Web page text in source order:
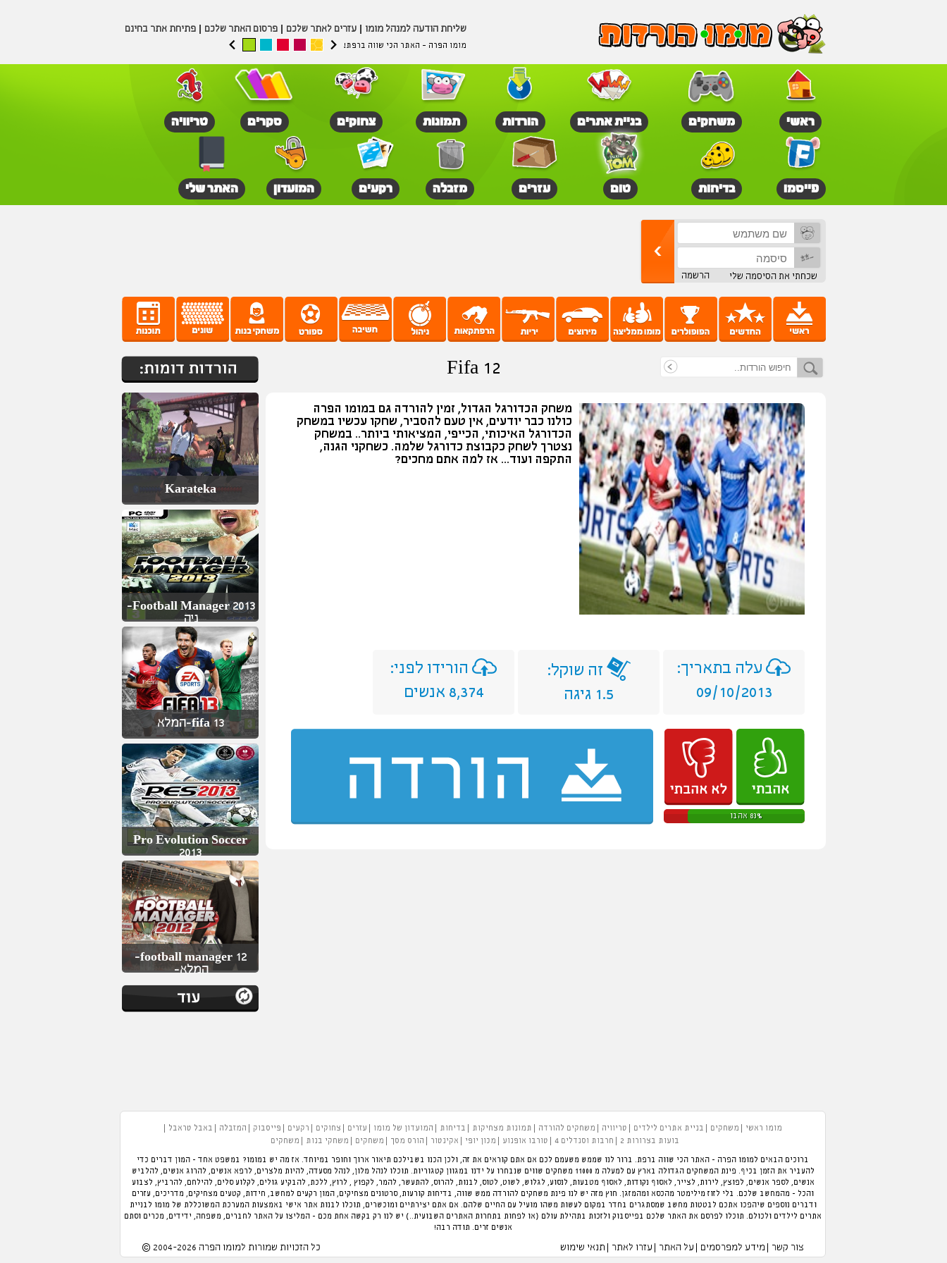
שליחת הודעה למנהל מומו עזרים לאתר שלכם פרסום האתר שלכם פתיחת אתר בחינם
מומו הפרה - האתר הכי שווה ברפת!
ראשי משחקים בניית אתרים הורדות תמונות צחוקים סקרים טריוויה
פייסמו בדיחות טום עזרים מזבלה רקעים המועדון האתר שלי
שכחתי את הסיסמה שלי הרשמה
Fifa 12
משחק הכדורגל הגדול, זמין להורדה גם במומו הפרה
כולנו כבר יודעים, אין טעם להסביר, שחקו עכשיו במשחק
הכדורגל האיכותי, הכייפי, המציאותי ביותר.. במשחק
נצטרך לשחק כקבוצת כדורגל שלמה. כשחקני הגנה,
התקפה ועוד... אז למה אתם מחכים?
עלה בתאריך:
09/10/2013
זה שוקל:
1.5 גיגה
הורידו לפני:
8,374 אנשים
83% אהבו
Karateka
Football Manager 2013-
ניה
fifa 13-המלא
Pro Evolution Soccer
2013
football manager 12-
המלא-
מומו ראשי משחקים בניית אתרים לילדים טריוויה משחקים להורדה תמונות מצחיקות בדיחות המועדון של מומו עזרים צחוקים רקעים פייסבוק המזבלה
באבל טראבל
בועות בצרורות 2
חרבות וסנדלים 4 טורבו אופנוע מכון יופי אקינטור הורס מסך משחקים משחקי בנות משחקים
ברוכים הבאים למומו הפרה - האתר הכי שווה ברפת. ברור לנו שממש משעמם לכם אם אתם קוראים את זה, ולכן הכנו בשבילכם תיאור ארוך וחופר במיוחד. אז מה יש במומו? במשפט אחד - המון דברים כדי
להעביר את הזמן בכיף. פינת המשחקים הגדולה בארץ עם למעלה מ 11000 משחקים שווים שנבחרו על ידנו במגוון קטגוריות. תוכלו לנהל מלון, לנהל מסעדה, להיות מלצרים, לרפא אנשים, להרוג אנשים, להלביש
אנשים, לספר אנשים, לפוצץ, לירות, לצייר, לאסוף נקודות, לאסוף מטבעות, לנסוע, לגלוש, לשוט, לטוס, לבנות, להרוס, להתעשר, להמר, לקפוץ , לרוץ, ללכת, להבקיע גולים, לקלוע סלים, להילחם, להרביץ, לצבוע
והכל - מהמחשב שלכם. בלי לזוז מילימטר מהכסא ומהמזגן. חוץ מזה יש לנו פינת משחקים להורדה ממש שווה, בדיחות קורעות, סרטונים מצחיקים, המון רקעים למחשב, חידות, קטעים מצחיקים, מדריכים, עזרים
ודברים נוספים שיהפכו אתכם לבטטות מחשב שמסתגרים בחדר במקום לעשות משהו מועיל עם החיים שלהם. אם אתם יצירתיים ומוכשרים, תוכלו לבנות אתר אישי באמצעות המערכת המשוכללת של מומו לבניית
אתרים לילדים ולכולם. תוכלו לפרסם את האתר שלכם בפייסבוק ולזכות בתהילת עולם (או לפחות בתחרות האתרים השבועית..) יש לנו רק בקשה אחת מכם - המליצו על האתר לחברים, משפחה, ידידים, מכרים וסתם
אנשים זרים. תודה רבה!
צור קשר מידע למפרסמים על האתר עזרו לאתר תנאי שימוש כל הזכויות שמורות למומו הפרה 2004-2026 ©